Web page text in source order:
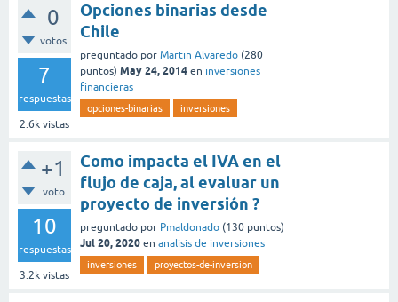
0
votos
7
respuestas
2.6k vistas
Opciones binarias desde
Chile
preguntado por Martin Alvaredo (280
puntos) May 24, 2014 en inversiones
financieras
opciones-binarias inversiones
+1
voto
10
respuestas
3.2k vistas
Como impacta el IVA en el
flujo de caja, al evaluar un
proyecto de inversión ?
preguntado por Pmaldonado (130 puntos)
Jul 20, 2020 en analisis de inversiones
inversiones proyectos-de-inversion